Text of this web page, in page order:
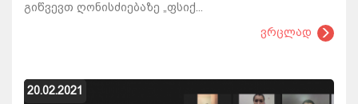
გიწვევთ ღონისძიებაზე „ფსიქ...
ვრცლად
20.02.2021